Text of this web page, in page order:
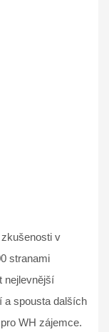
v
stranami
nejlevnější
a spousta dalších
WH zájemce.